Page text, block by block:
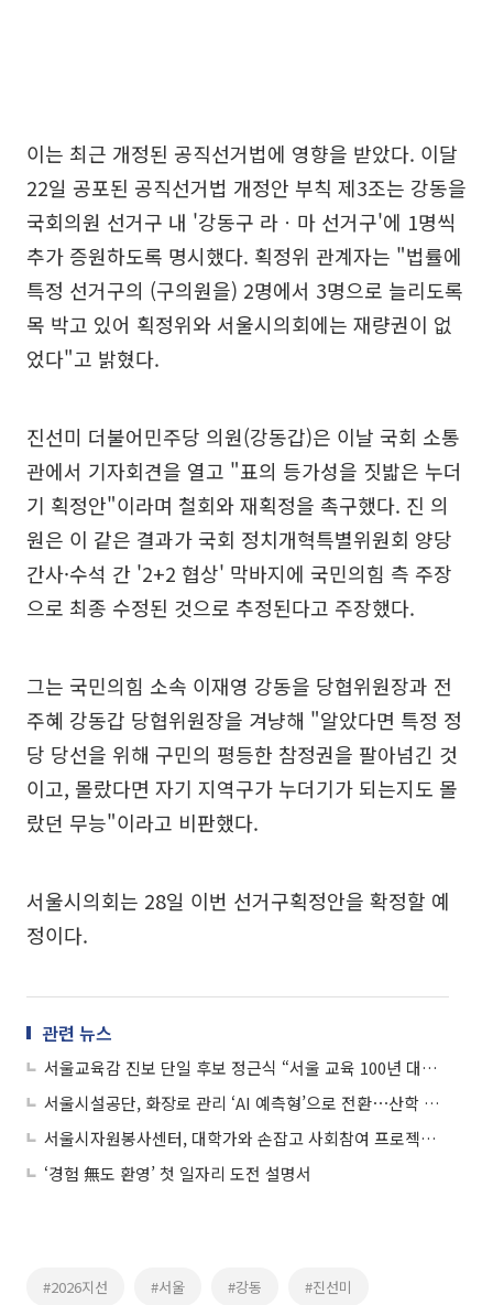
이는 최근 개정된 공직선거법에 영향을 받았다. 이달
22일 공포된 공직선거법 개정안 부칙 제3조는 강동을
국회의원 선거구 내 '강동구 라ㆍ마 선거구'에 1명씩
추가 증원하도록 명시했다. 획정위 관계자는 "법률에
특정 선거구의 (구의원을) 2명에서 3명으로 늘리도록
목 박고 있어 획정위와 서울시의회에는 재량권이 없
었다"고 밝혔다.
진선미 더불어민주당 의원(강동갑)은 이날 국회 소통
관에서 기자회견을 열고 "표의 등가성을 짓밟은 누더
기 획정안"이라며 철회와 재획정을 촉구했다. 진 의
원은 이 같은 결과가 국회 정치개혁특별위원회 양당
간사·수석 간 '2+2 협상' 막바지에 국민의힘 측 주장
으로 최종 수정된 것으로 추정된다고 주장했다.
그는 국민의힘 소속 이재영 강동을 당협위원장과 전
주혜 강동갑 당협위원장을 겨냥해 "알았다면 특정 정
당 당선을 위해 구민의 평등한 참정권을 팔아넘긴 것
이고, 몰랐다면 자기 지역구가 누더기가 되는지도 몰
랐던 무능"이라고 비판했다.
서울시의회는 28일 이번 선거구획정안을 확정할 예
정이다.
관련 뉴스
서울교육감 진보 단일 후보 정근식 “서울 교육 100년 대장정”
서울시설공단, 화장로 관리 ‘AI 예측형’으로 전환⋯산학 협력 착수
서울시자원봉사센터, 대학가와 손잡고 사회참여 프로젝트 확대
‘경험 無도 환영’ 첫 일자리 도전 설명서
#2026지선 #서울 #강동 #진선미